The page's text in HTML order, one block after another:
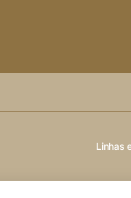
Linhas